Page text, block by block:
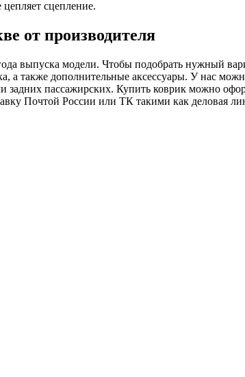
сцепление.
от производителя
выпуска модели. Чтобы подобрать нужный
а также дополнительные аксессуары. У нас
задних пассажирских. Купить коврик можно
Почтой России или ТК такими как деловая